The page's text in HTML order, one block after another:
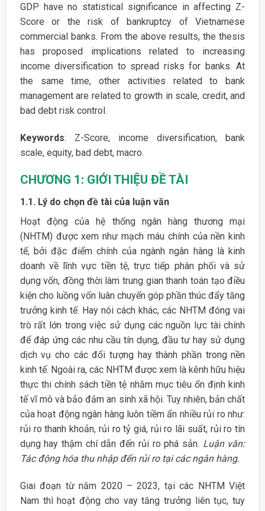
GDP have no statistical significance in affecting Z-
Score or the risk of bankruptcy of Vietnamese
commercial banks. From the above results, the thesis
has proposed implications related to increasing
income diversification to spread risks for banks. At
the same time, other activities related to bank
management are related to growth in scale, credit, and
bad debt risk control.
Keywords: Z-Score, income diversification, bank
scale, equity, bad debt, macro.
CHƯƠNG 1: GIỚI THIỆU ĐỀ TÀI
1.1. Lý do chọn đề tài của luận văn
Hoạt động của hệ thống ngân hàng thương mại
(NHTM) được xem như mạch máu chính của nền kinh
tế, bởi đặc điểm chính của ngành ngân hàng là kinh
doanh về lĩnh vực tiền tệ, trực tiếp phân phối và sử
dụng vốn, đồng thời làm trung gian thanh toán tạo điều
kiện cho luồng vốn luân chuyển góp phần thúc đẩy tăng
trưởng kinh tế. Hay nói cách khác, các NHTM đóng vai
trò rất lớn trong việc sử dụng các nguồn lực tài chính
để đáp ứng các nhu cầu tín dụng, đầu tư hay sử dụng
dịch vụ cho các đối tượng hay thành phần trong nền
kinh tế. Ngoài ra, các NHTM được xem là kênh hữu hiệu
thực thi chính sách tiền tệ nhằm mục tiêu ổn định kinh
tế vĩ mô và bảo đảm an sinh xã hội. Tuy nhiên, bản chất
của hoạt động ngân hàng luôn tiềm ẩn nhiều rủi ro như:
rủi ro thanh khoản, rủi ro tỷ giá, rủi ro lãi suất, rủi ro tín
dụng hay thậm chí dẫn đến rủi ro phá sản. Luận văn:
Tác động hóa thu nhập đến rủi ro tại các ngân hàng.
Giai đoạn từ năm 2020 – 2023, tại các NHTM Việt
Nam thì hoạt động cho vay tăng trưởng liên tục, tuy